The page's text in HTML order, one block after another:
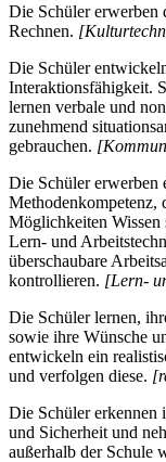
Die Schüler erwerben
Rechnen.
Die Schüler
Interaktionsfähigkeit.
lernen verbale und
zunehmend
gebrauchen.
Die Schüler erwerben
Methodenkompetenz,
Möglichkeiten Wissen
Lern- und
überschaubare
kontrollieren. [Lern-
Die Schüler lernen,
sowie ihre Wünsche
entwickeln ein
und verfolgen diese.
Die Schüler erkennen
und Sicherheit und
außerhalb der Schule